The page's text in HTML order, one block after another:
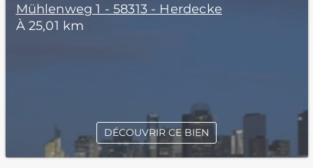
Mühlenweg 1 - 58313 - Herdecke
À 25,01 km
DÉCOUVRIR CE BIEN